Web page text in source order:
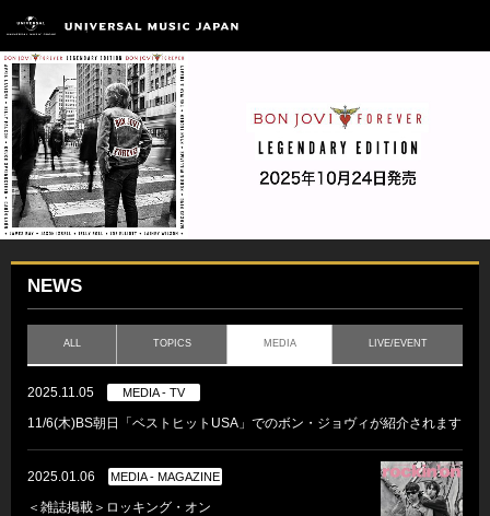
NEWS
ALL TOPICS MEDIA LIVE/EVENT
2025.11.05 MEDIA - TV
11/6(木)BS朝日「ベストヒットUSA」でのボン・ジョヴィが紹介されます
2025.01.06 MEDIA - MAGAZINE
＜雑誌掲載＞ロッキング・オン